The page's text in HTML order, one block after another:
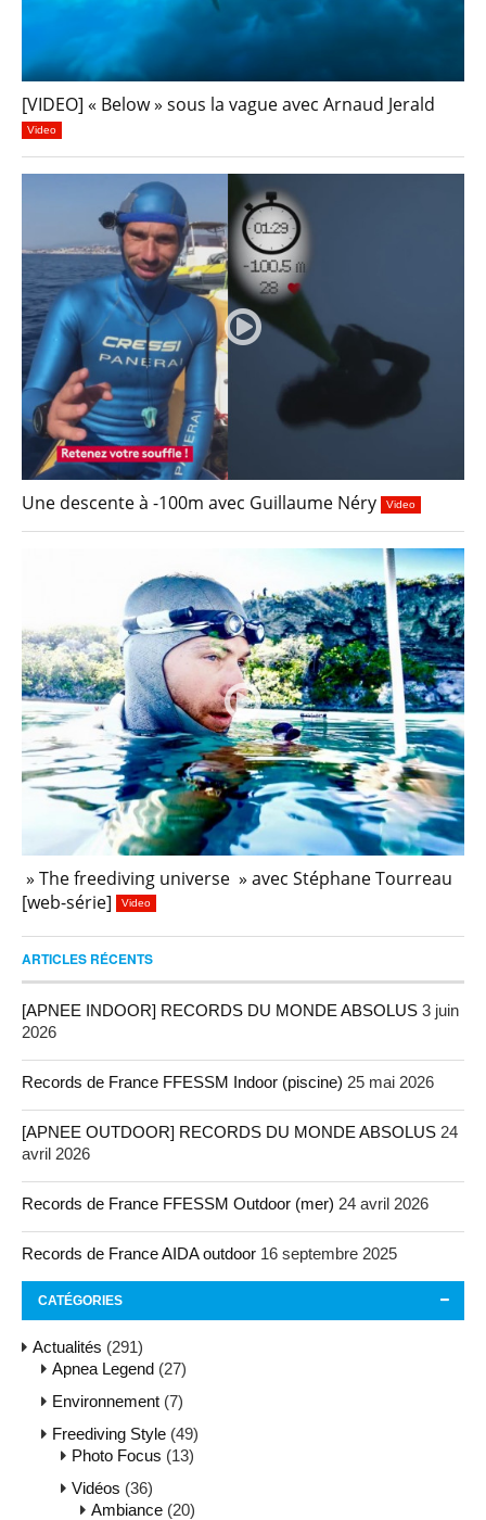
[VIDEO] « Below » sous la vague avec Arnaud Jerald
Video
Une descente à -100m avec Guillaume Néry Video
» The freediving universe » avec Stéphane Tourreau
[web-série]
Video
ARTICLES RÉCENTS
[APNEE INDOOR] RECORDS DU MONDE ABSOLUS 3 juin
2026
Records de France FFESSM Indoor (piscine) 25 mai 2026
[APNEE OUTDOOR] RECORDS DU MONDE ABSOLUS 24
avril 2026
Records de France FFESSM Outdoor (mer) 24 avril 2026
Records de France AIDA outdoor 16 septembre 2025
CATÉGORIES
Actualités (291)
Apnea Legend (27)
Environnement (7)
Freediving Style (49)
Photo Focus (13)
Vidéos (36)
Ambiance (20)